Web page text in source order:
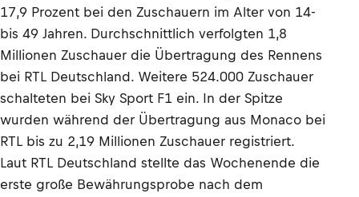
17,9 Prozent bei den Zuschauern im Alter von 14-
bis 49 Jahren. Durchschnittlich verfolgten 1,8
Millionen Zuschauer die Übertragung des Rennens
bei RTL Deutschland. Weitere 524.000 Zuschauer
schalteten bei Sky Sport F1 ein. In der Spitze
wurden während der Übertragung aus Monaco bei
RTL bis zu 2,19 Millionen Zuschauer registriert.
Laut RTL Deutschland stellte das Wochenende die
erste große Bewährungsprobe nach dem